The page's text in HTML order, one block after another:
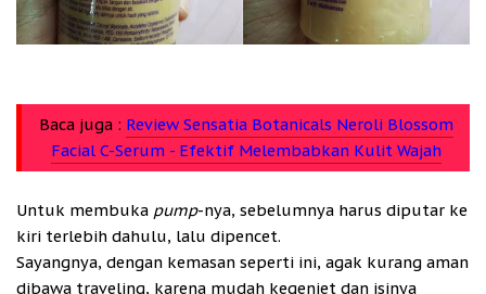
Baca juga : Review Sensatia Botanicals Neroli Blossom
Facial C-Serum - Efektif Melembabkan Kulit Wajah
Untuk membuka pump-nya, sebelumnya harus diputar ke
kiri terlebih dahulu, lalu dipencet.
Sayangnya, dengan kemasan seperti ini, agak kurang aman
dibawa traveling, karena mudah kegenjet dan isinya